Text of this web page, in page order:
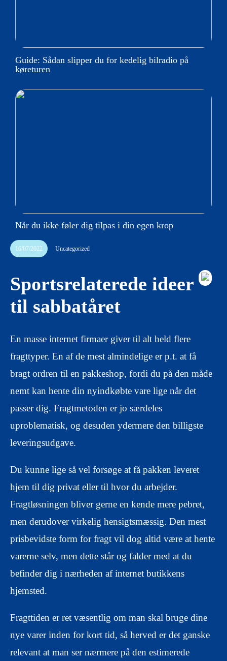
Guide: Sådan slipper du for kedelig bilradio på
køreturen
Når du ikke føler dig tilpas i din egen krop
16/07/2022 Uncategorized
Sportsrelaterede ideer
til sabbatåret
En masse internet firmaer giver til alt held flere
fragttyper. En af de mest almindelige er p.t. at få
bragt ordren til en pakkeshop, fordi du på den måde
nemt kan hente din nyindkøbte vare lige når det
passer dig. Fragtmetoden er jo særdeles
uproblematisk, og desuden ydermere den billigste
leveringsudgave.
Du kunne lige så vel forsøge at få pakken leveret
hjem til dig privat eller til hvor du arbejder.
Fragtløsningen bliver gerne en kende mere pebret,
men derudover virkelig hensigtsmæssig. Den mest
prisbevidste form for fragt vil dog altid være at hente
varerne selv, men dette står og falder med at du
befinder dig i nærheden af internet butikkens
hjemsted.
Fragttiden er ret væsentlig om man skal bruge dine
nye varer inden for kort tid, så herved er det ganske
relevant at man ser nærmere på den estimerede